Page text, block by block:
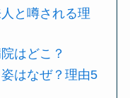
と噂される理
はどこ？
はなぜ？理由5